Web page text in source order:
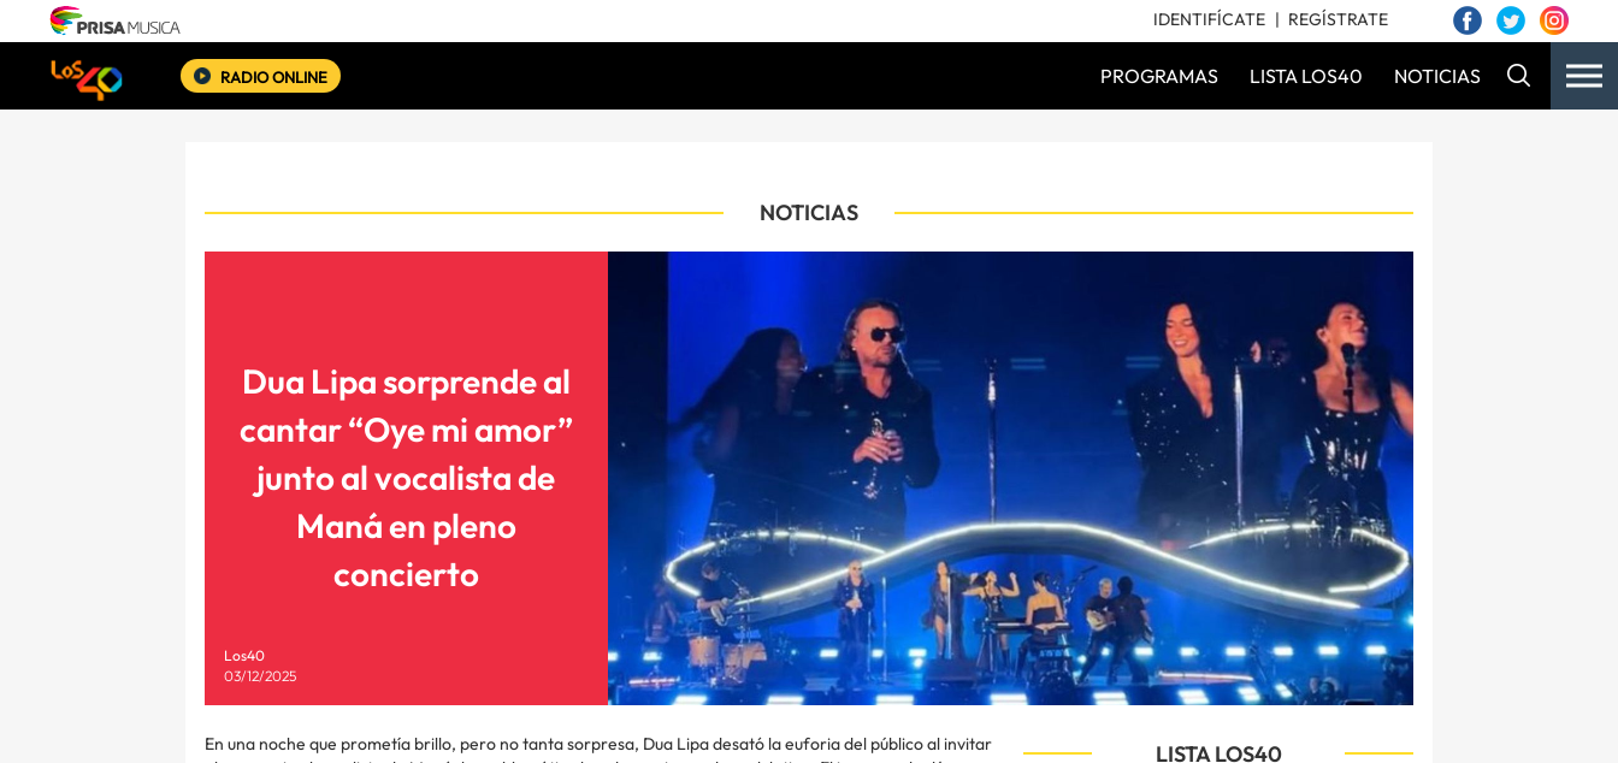
IDENTIFÍCATE REGÍSTRATE
RADIO ONLINE PROGRAMAS LISTA LOS40 NOTICIAS
NOTICIAS
Dua Lipa sorprende al
cantar “Oye mi amor”
junto al vocalista de
Maná en pleno
concierto
Los40
03/12/2025
En una noche que prometía brillo, pero no tanta sorpresa, Dua Lipa desató la euforia del público al invitar
LISTA LOS40